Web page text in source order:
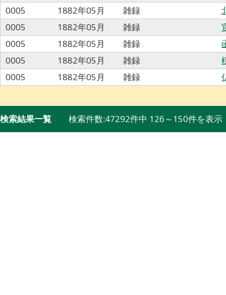
0005
1882年05月 雑録
0005
1882年05月 雑録
0005
1882年05月 雑録
0005
1882年05月 雑録
0005
1882年05月 雑録
検索結果一覧 検索件数:47292件中 126～150件を表示